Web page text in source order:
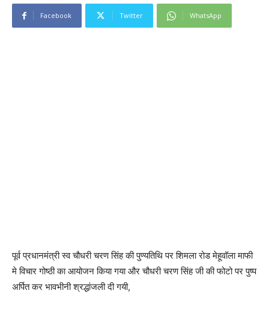
Facebook Twitter WhatsApp
पूर्व प्रधानमंत्री स्व चौधरी चरण सिंह की पुण्यतिथि पर शिमला रोड मेहूवॉला माफी
मे विचार गोष्ठी का आयोजन किया गया और चौधरी चरण सिंह जी की फोटो पर पुष्प
अर्पित कर भावभीनी श्रद्धांजली दी गयी,